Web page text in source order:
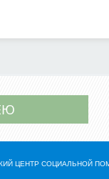
ЦЕНТР СОЦИАЛЬНОЙ